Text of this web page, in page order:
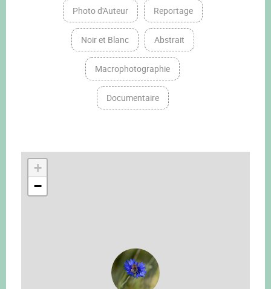
Photo d'Auteur Reportage
Noir et Blanc Abstrait
Macrophotographie
Documentaire
+
−